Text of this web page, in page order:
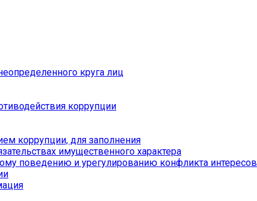
круга лиц
коррупции
коррупции, для заполнения
имущественного характера
поведению и урегулированию конфликта интересов